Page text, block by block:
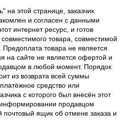
на этой странице, заказчик
и согласен с данными
интернет ресурс, и готов
товара, совместимой
Предоплата товара не является
на сайте не является офертой и
в любой момент. Порядок
из возврата всей суммы
средство или
с которого был внесён этот
продавцом
почтовый ящик об отмене заказа и